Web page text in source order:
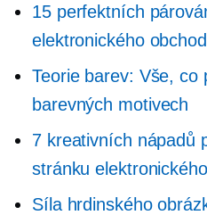
15 perfektních
elektronického
Teorie barev: Vše, co
barevných motivech
7 kreativních nápadů
stránku
Síla hrdinského